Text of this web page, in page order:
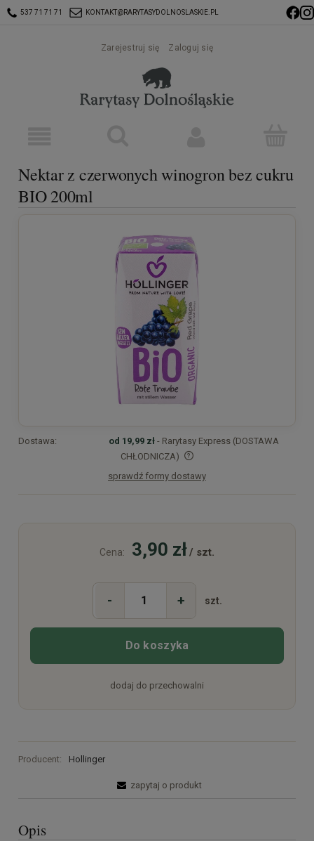
537 71 71 71 KONTAKT@RARYTASYDOLNOSLASKIE.PL
Zarejestruj się Zaloguj się
Nektar z czerwonych winogron bez cukru
BIO 200ml
Dostawa: od 19,99 zł - Rarytasy Express (DOSTAWA
CHŁODNICZA)
Cena nie zawiera ewentualnych kosztów płatności
sprawdź formy dostawy
Cena: 3,90 zł/ szt.
- + szt.
Do koszyka
dodaj do przechowalni
Producent: Hollinger
zapytaj o produkt
Opis